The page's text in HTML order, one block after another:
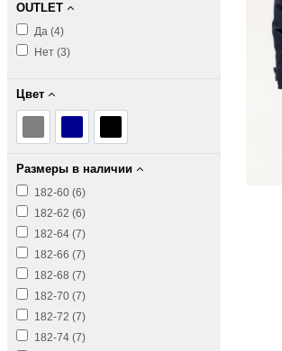
OUTLET
Да (4)
Нет (3)
Цвет
Размеры в наличии
182-60 (6)
182-62 (6)
182-64 (7)
182-66 (7)
182-68 (7)
182-70 (7)
182-72 (7)
182-74 (7)